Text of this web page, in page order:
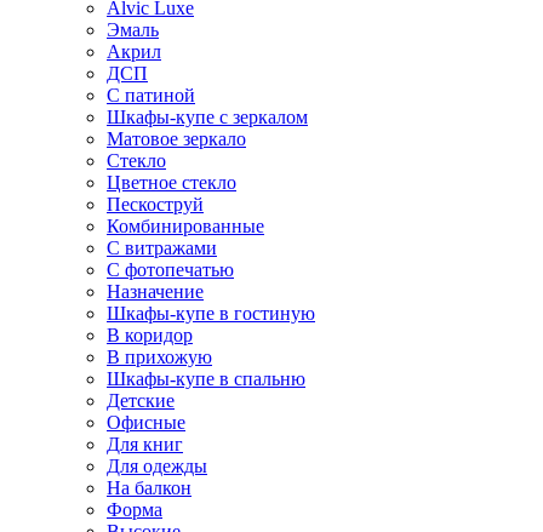
Alvic Luxe
Эмаль
Акрил
ДСП
С патиной
Шкафы-купе с зеркалом
Матовое зеркало
Стекло
Цветное стекло
Пескоструй
Комбинированные
С витражами
С фотопечатью
Назначение
Шкафы-купе в гостиную
В коридор
В прихожую
Шкафы-купе в спальню
Детские
Офисные
Для книг
Для одежды
На балкон
Форма